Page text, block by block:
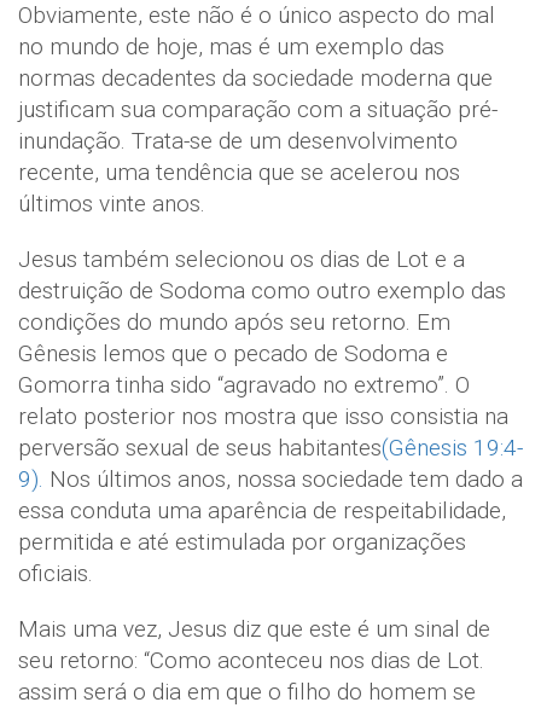
Obviamente, este não é o único aspecto do mal
no mundo de hoje, mas é um exemplo das
normas decadentes da sociedade moderna que
justificam sua comparação com a situação pré-
inundação. Trata-se de um desenvolvimento
recente, uma tendência que se acelerou nos
últimos vinte anos.
Jesus também selecionou os dias de Lot e a
destruição de Sodoma como outro exemplo das
condições do mundo após seu retorno. Em
Gênesis lemos que o pecado de Sodoma e
Gomorra tinha sido “agravado no extremo”. O
relato posterior nos mostra que isso consistia na
perversão sexual de seus habitantes(Gênesis 19:4-
9). Nos últimos anos, nossa sociedade tem dado a
essa conduta uma aparência de respeitabilidade,
permitida e até estimulada por organizações
oficiais.
Mais uma vez, Jesus diz que este é um sinal de
seu retorno: “Como aconteceu nos dias de Lot.
assim será o dia em que o filho do homem se